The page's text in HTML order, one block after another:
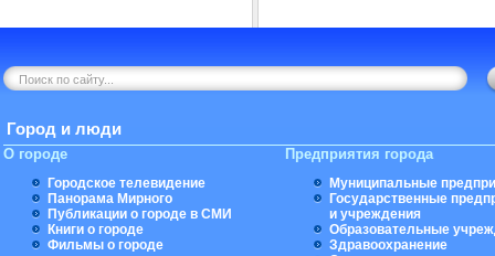
Город и люди
О городе
Городское телевидение
Панорама Мирного
Публикации о городе в СМИ
Книги о городе
Фильмы о городе
Предприятия города
Муниципальные
Государственные
и учреждения
Образовательные
Здравоохранение